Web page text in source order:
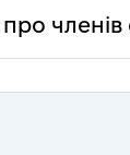
членів